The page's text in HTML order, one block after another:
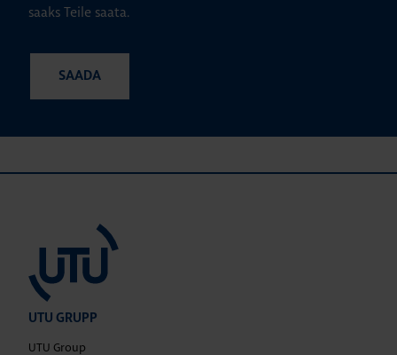
saaks Teile saata.
UTU GRUPP
UTU Group